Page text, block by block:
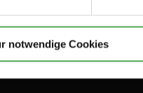
notwendige Cookies